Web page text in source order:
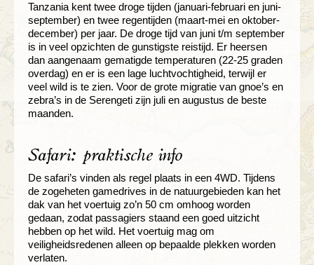
Tanzania kent twee droge tijden (januari-februari en juni-
september) en twee regentijden (maart-mei en oktober-
december) per jaar. De droge tijd van juni t/m september
is in veel opzichten de gunstigste reistijd. Er heersen
dan aangenaam gematigde temperaturen (22-25 graden
overdag) en er is een lage luchtvochtigheid, terwijl er
veel wild is te zien. Voor de grote migratie van gnoe’s en
zebra’s in de Serengeti zijn juli en augustus de beste
maanden.
Safari: praktische info
De safari’s vinden als regel plaats in een 4WD. Tijdens
de zogeheten gamedrives in de natuurgebieden kan het
dak van het voertuig zo’n 50 cm omhoog worden
gedaan, zodat passagiers staand een goed uitzicht
hebben op het wild. Het voertuig mag om
veiligheidsredenen alleen op bepaalde plekken worden
verlaten.